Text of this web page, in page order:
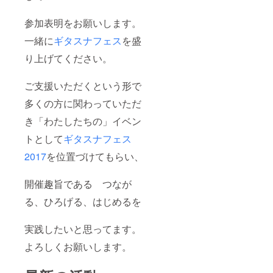
参加表明をお願いします。
一緒にギタスナフェスを盛
り上げてください。
ご支援いただくという形で
多くの方に関わっていただ
き「わたしたちの」イベン
トとしてギタスナフェス
2017を位置づけてもらい、
開催趣旨である つなが
る、ひろげる、はじめるを
実践したいと思ってます。
よろしくお願いします。